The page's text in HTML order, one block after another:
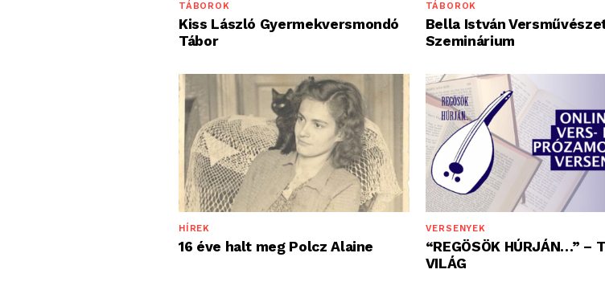
TÁBOROK
Kiss László Gyermekversmondó
Tábor
TÁBOROK
Bella István
Szeminárium
HÍREK
16 éve halt meg Polcz Alaine
VERSENYEK
“REGÖSÖK HÚRJÁN…” –
VILÁG